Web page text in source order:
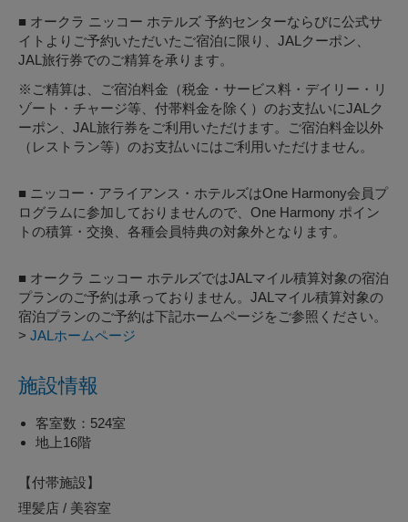
■ オークラ ニッコー ホテルズ 予約センターならびに公式サ
イトよりご予約いただいたご宿泊に限り、JALクーポン、
JAL旅行券でのご精算を承ります。
※ご精算は、ご宿泊料金（税金・サービス料・デイリー・リ
ゾート・チャージ等、付帯料金を除く）のお支払いにJALク
ーポン、JAL旅行券をご利用いただけます。ご宿泊料金以外
（レストラン等）のお支払いにはご利用いただけません。
■ ニッコー・アライアンス・ホテルズはOne Harmony会員プ
ログラムに参加しておりませんので、One Harmony ポイン
トの積算・交換、各種会員特典の対象外となります。
■ オークラ ニッコー ホテルズではJALマイル積算対象の宿泊
プランのご予約は承っておりません。JALマイル積算対象の
宿泊プランのご予約は下記ホームページをご参照ください。
> JALホームページ
施設情報
客室数：524室
地上16階
【付帯施設】
理髪店 / 美容室